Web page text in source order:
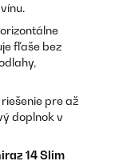
fľaše bez
pre až
doplnok v
14 Slim